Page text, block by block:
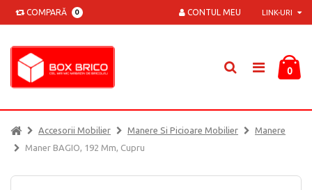
COMPARĂ 0 LINK-URI
CONTUL MEU
0
Accesorii Mobilier Manere Si Picioare Mobilier
Manere
Maner BAGIO, 192 Mm, Cupru